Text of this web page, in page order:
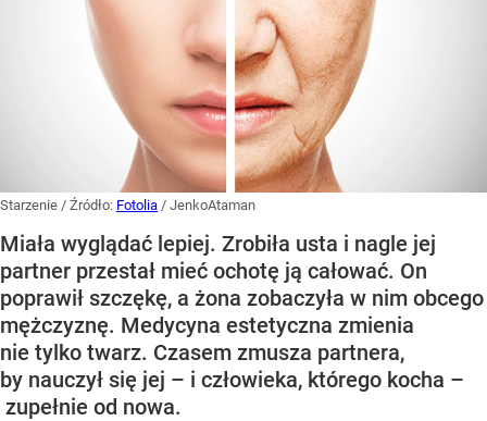
Starzenie / Źródło: Fotolia / JenkoAtaman
Miała wyglądać lepiej. Zrobiła usta i nagle jej
partner przestał mieć ochotę ją całować. On
poprawił szczękę, a żona zobaczyła w nim obcego
mężczyznę. Medycyna estetyczna zmienia
nie tylko twarz. Czasem zmusza partnera,
by nauczył się jej – i człowieka, którego kocha –
zupełnie od nowa.